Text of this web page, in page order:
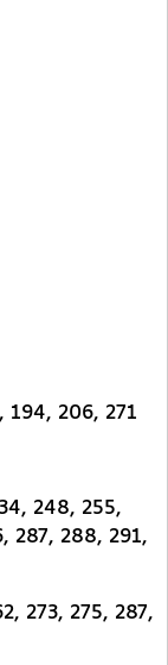
194, 206, 271
248, 255,
287, 288, 291,
273, 275, 287,